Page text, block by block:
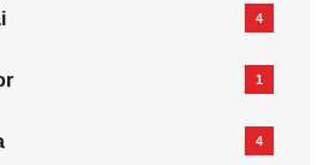
4
1
4